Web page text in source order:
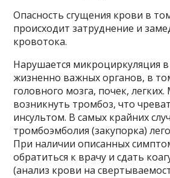
Опасность сгущения крови в
происходит затруднение и
кровотока.
Нарушается микроциркуляция в
жизненно важных органов, в
головного мозга, почек,
возникнуть тромбоз, что
инсультом. В самых крайних
тромбоэмболия (закупорка)
При наличии описанных
обратиться к врачу и сдать
(анализ крови на